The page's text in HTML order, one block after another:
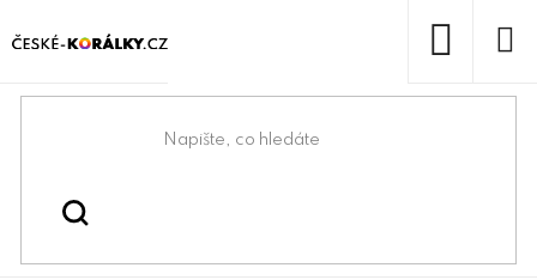
na
Domů
Korálky